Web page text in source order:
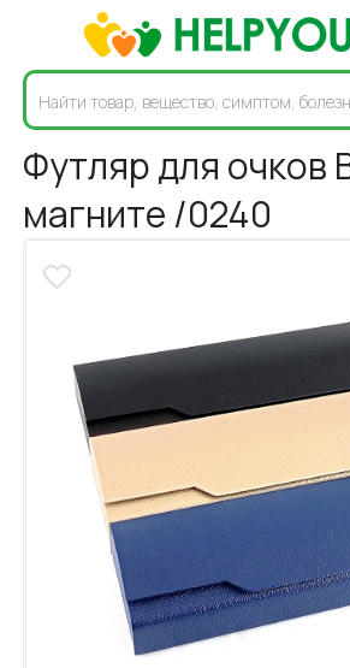
Футляр для очков
магните /0240